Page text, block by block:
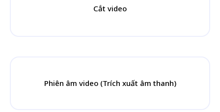
Cắt video
Phiên âm video (Trích xuất âm thanh)